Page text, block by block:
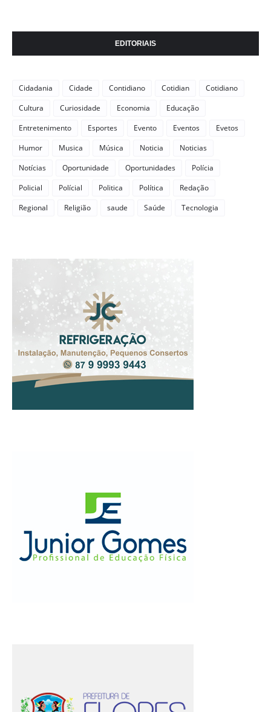
EDITORIAIS
Cidadania Cidade Contidiano Cotidian
Cotidiano
Cultura
Curiosidade Economia
Educação
Entretenimento
Esportes Evento Eventos
Evetos
Humor
Musica Música Noticia
Noticias
Notícias
Oportunidade Oportunidades
Polícia
Policial
Polícial Politica Política
Redação
Regional
Religião saude Saúde Tecnologia